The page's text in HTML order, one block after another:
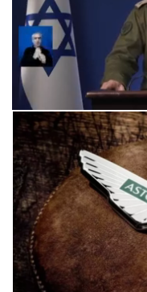
Следующее видео